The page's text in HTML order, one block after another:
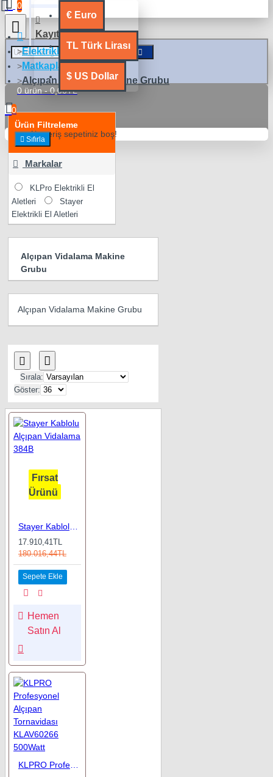
Kayıt Ol
€ Euro
TL Türk Lirası
$ US Dollar
0
0 ürün - 0,00TL
0
Alışveriş sepetiniz boş!
Elektrikli El Aletleri
Matkaplar
Alçıpan Vidalama Makine Grubu
Ürün Filtreleme
Sıfırla
Markalar
KLPro Elektrikli El
Aletleri
Stayer
Elektrikli El Aletleri
Alçıpan Vidalama Makine
Grubu
Alçıpan Vidalama Makine Grubu
Sırala:
Göster:
Fırsat
Ürünü
Stayer Kablolu Alçıpan Vidalama 384B
17.910,41TL
180.016,44TL
Sepete Ekle
Hemen
Satın Al
KLPRO Profesyonel Alçıpan Tornavidası KLAV60266 500Watt